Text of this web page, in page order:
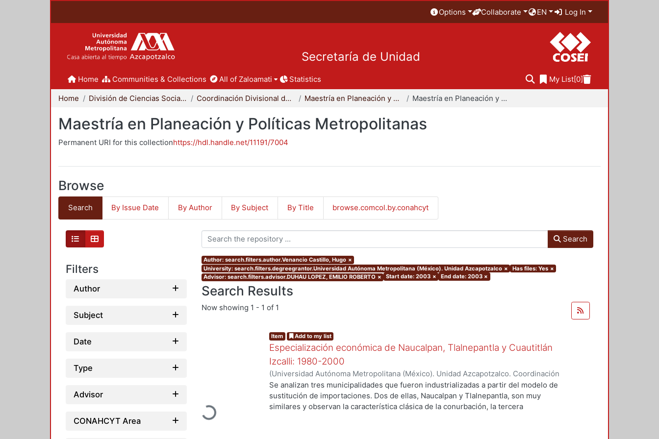
Options Collaborate EN Log In
Secretaría de Unidad
Home Communities & Collections All of Zaloamati Statistics My List[0]
Home División de Ciencias Sociales y Humanidades Coordinación Divisional de Posgrado Maestría en Planeación y Políticas Metropolitanas Maestría en Planeación y Políticas Metropolitanas
Maestría en Planeación y Políticas Metropolitanas
Permanent URI for this collectionhttps://hdl.handle.net/11191/7004
Browse
Search By Issue Date By Author By Subject By Title browse.comcol.by.conahcyt
Filters
Author
Subject
Date
Type
Advisor
CONAHCYT Area
Search
Author: search.filters.author.Venancio Castillo, Hugo ×
University: search.filters.degreegrantor.Universidad Autónoma Metropolitana (México). Unidad Azcapotzalco × Has files: Yes ×
Advisor: search.filters.advisor.DUHAU LOPEZ, EMILIO ROBERTO × Start date: 2003 × End date: 2003 ×
Search Results
Now showing 1 - 1 of 1
Loading...
Item Add to my list
Especialización económica de Naucalpan, Tlalnepantla y Cuautitlán
Izcalli: 1980-2000
(Universidad Autónoma Metropolitana (México). Unidad Azcapotzalco. Coordinación
de Servicios de Información.,2003-03)Venancio Castillo, Hugo
Se analizan tres municipalidades que fueron industrializadas a partir del modelo de
sustitución de importaciones. Dos de ellas, Naucalpan y Tlalnepantla, son muy
similares y observan la característica clásica de la conurbación, la tercera